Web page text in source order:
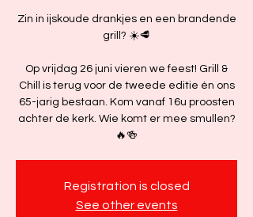
Zin in ijskoude drankjes en een brandende
grill? ☀️🥩
Op vrijdag 26 juni vieren we feest! Grill &
Chill is terug voor de tweede editie én ons
65-jarig bestaan. Kom vanaf 16u proosten
achter de kerk. Wie komt er mee smullen?
🔥🍻
Registration is closed
See other events